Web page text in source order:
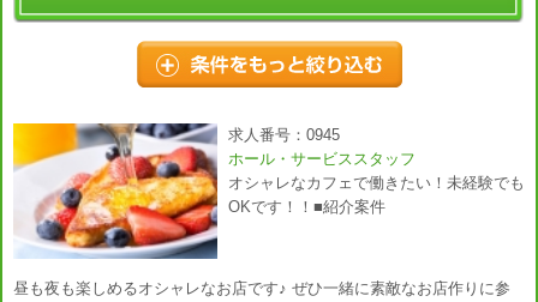
求人番号：0945
ホール・サービススタッフ
オシャレなカフェで働きたい！未経験でも
OKです！！■紹介案件
昼も夜も楽しめるオシャレなお店です♪ ぜひ一緒に素敵なお店作りに参